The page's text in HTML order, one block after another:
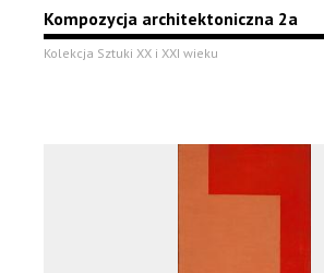
Kompozycja architektoniczna 2a
Kolekcja Sztuki XX i XXI wieku